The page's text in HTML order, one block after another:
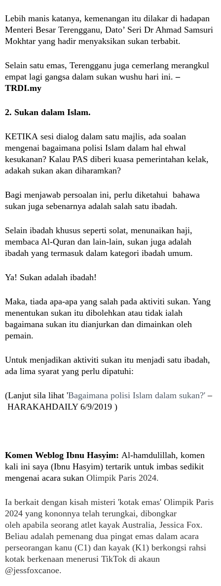
Lebih manis katanya, kemenangan itu dilakar di hadapan
Menteri Besar Terengganu, Dato’ Seri Dr Ahmad Samsuri
Mokhtar yang hadir menyaksikan sukan terbabit.
Selain satu emas, Terengganu juga cemerlang merangkul
empat lagi gangsa dalam sukan wushu hari ini.–
TRDI.my
2. Sukan dalam Islam.
KETIKA sesi dialog dalam satu majlis, ada soalan
mengenai bagaimana polisi Islam dalam hal ehwal
kesukanan? Kalau PAS diberi kuasa pemerintahan kelak,
adakah sukan akan diharamkan?
Bagi menjawab persoalan ini, perlu diketahui bahawa
sukan juga sebenarnya adalah salah satu ibadah.
Selain ibadah khusus seperti solat, menunaikan haji,
membaca Al-Quran dan lain-lain, sukan juga adalah
ibadah yang termasuk dalam kategori ibadah umum.
Ya! Sukan adalah ibadah!
Maka, tiada apa-apa yang salah pada aktiviti sukan. Yang
menentukan sukan itu dibolehkan atau tidak ialah
bagaimana sukan itu dianjurkan dan dimainkan oleh
pemain.
Untuk menjadikan aktiviti sukan itu menjadi satu ibadah,
ada lima syarat yang perlu dipatuhi:
(Lanjut sila lihat 'Bagaimana polisi Islam dalam sukan?'–
HARAKAHDAILY 6/9/2019 )
Komen Weblog Ibnu Hasyim: Al-hamdulillah, komen
kali ini saya (Ibnu Hasyim) tertarik untuk imbas sedikit
mengenai acara sukan Olimpik Paris 2024.
Ia berkait dengan kisah misteri 'kotak emas' Olimpik Paris
2024 yang kononnya telah terungkai, dibongkar
oleh apabila seorang atlet kayak Australia, Jessica Fox.
Beliau adalah pemenang dua pingat emas dalam acara
perseorangan kanu (C1) dan kayak (K1) berkongsi rahsi
kotak berkenaan menerusi TikTok di akaun
@jessfoxcanoe.